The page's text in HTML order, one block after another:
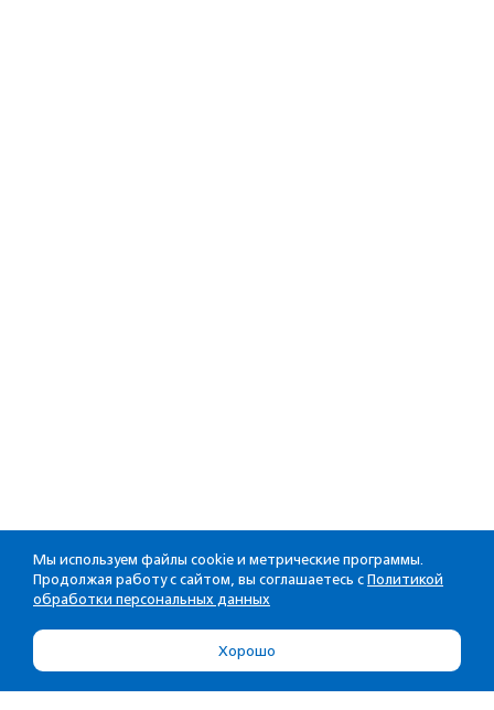
Мы используем файлы cookie и метрические программы.
Продолжая работу с сайтом, вы соглашаетесь с Политикой
обработки персональных данных
Хорошо